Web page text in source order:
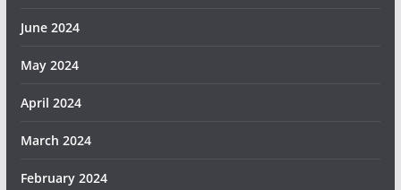
June 2024
May 2024
April 2024
March 2024
February 2024